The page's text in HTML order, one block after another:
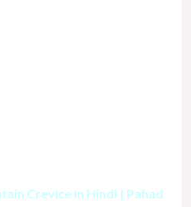
Crevice in Hindi | Pahad